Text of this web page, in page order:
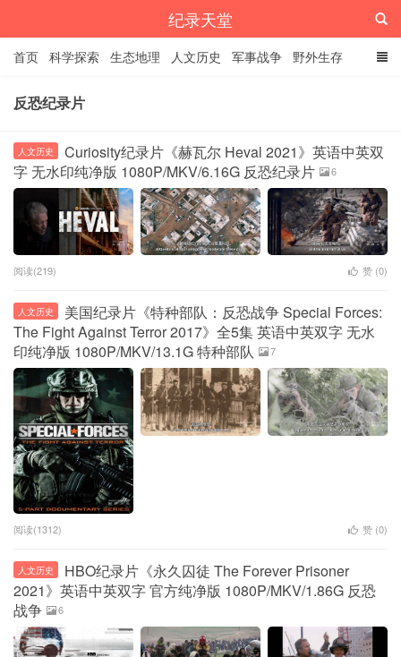
纪录天堂
首页 科学探索 生态地理 人文历史 军事战争 野外生存
经典纪录 4K纪录片
反恐纪录片
人文历史
Curiosity纪录片《赫瓦尔 Heval 2021》英语中英双
字 无水印纯净版 1080P/MKV/6.16G 反恐纪录片
6
阅读(219) 赞 (0)
人文历史
美国纪录片《特种部队：反恐战争 Special Forces:
The Fight Against Terror 2017》全5集 英语中英双字 无水
印纯净版 1080P/MKV/13.1G 特种部队
7
阅读(1312) 赞 (0)
人文历史
HBO纪录片《永久囚徒 The Forever Prisoner
2021》英语中英双字 官方纯净版 1080P/MKV/1.86G 反恐
战争
6